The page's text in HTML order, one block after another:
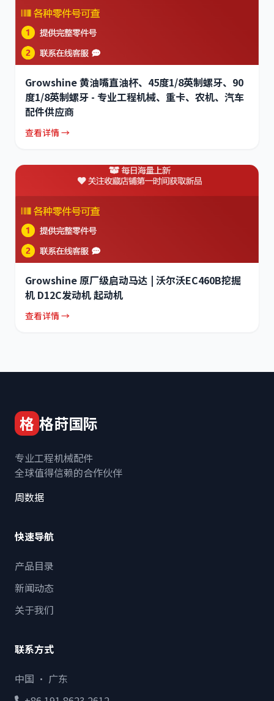
Growshine 黄油嘴直油杯、45度1/8英制螺牙、90
度1/8英制螺牙 - 专业工程机械、重卡、农机、汽车
配件供应商
查看详情 →
Growshine 原厂级启动马达 | 沃尔沃EC460B挖掘
机 D12C发动机 起动机
查看详情 →
格 格莳国际
专业工程机械配件
全球值得信赖的合作伙伴
周数据
快速导航
产品目录
新闻动态
关于我们
联系方式
中国 · 广东